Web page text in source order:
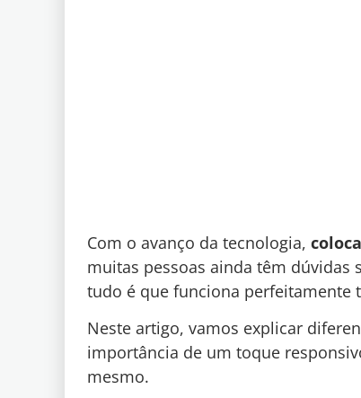
Com o avanço da tecnologia,
muitas pessoas ainda têm dúvidas
tudo é que funciona perfeitamente
Neste artigo, vamos explicar
importância de um toque
mesmo.